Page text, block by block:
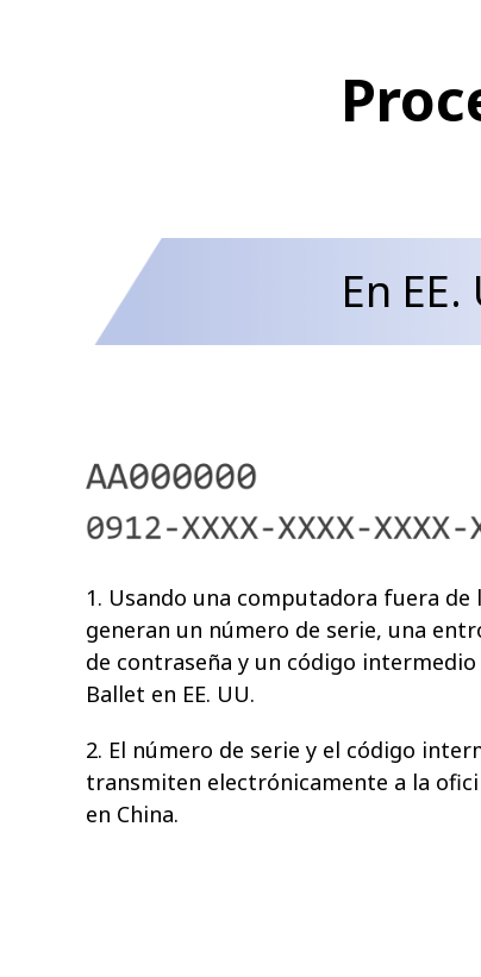
En EE.
1. Usando una computadora fuera de
generan un número de serie, una
de contraseña y un código intermedio
Ballet en EE. UU.
2. El número de serie y el código
transmiten electrónicamente a la
en China.